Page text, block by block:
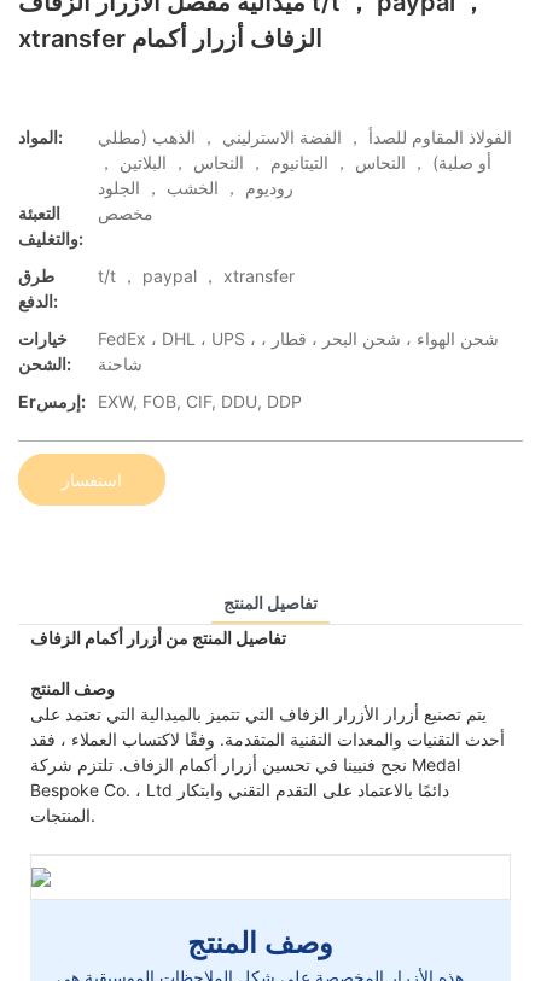
xtransfer الزفاف أزرار أكمام
المواد:
الفولاذ المقاوم للصدأ ， الفضة الاسترليني ， الذهب (مطلي
أو صلبة) ， النحاس ， التيتانيوم ， النحاس ， البلاتين ，
روديوم ， الخشب ， الجلود
التعبئة
والتغليف:
مخصص
طرق
الدفع:
t/t ， paypal ， xtransfer
خيارات
الشحن:
FedEx ، DHL ، UPS ، شحن الهواء ، شحن البحر ، قطار ،
شاحنة
Erإرمس:
EXW, FOB, CIF, DDU, DDP
استفسار
تفاصيل المنتج
تفاصيل المنتج من أزرار أكمام الزفاف
وصف المنتج
يتم تصنيع أزرار الأزرار الزفاف التي تتميز بالميدالية التي تعتمد على
أحدث التقنيات والمعدات التقنية المتقدمة. وفقًا لاكتساب العملاء ، فقد
نجح فنيينا في تحسين أزرار أكمام الزفاف. تلتزم شركة Medal
Bespoke Co. ، Ltd دائمًا بالاعتماد على التقدم التقني وابتكار
المنتجات.
وصف المنتج
هذه الأزرار المخصصة على شكل الملاحظات الموسيقية هي